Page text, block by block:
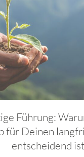
Führung:
für Deinen
entscheidend ist